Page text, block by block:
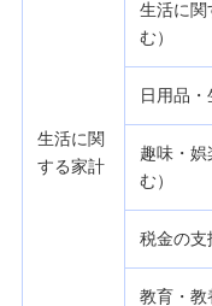
融資とは？個
ト、注意点を
入院費用が払
できる公的制度
やショッピン
生活に関
する家計
生活に関
む）
日用品
趣味・
む）
税金の支
教育・教